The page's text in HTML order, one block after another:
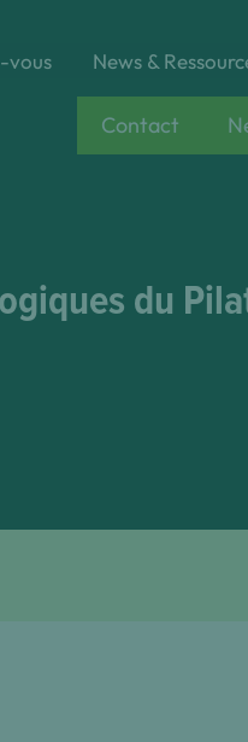
vous News &
Contact
du